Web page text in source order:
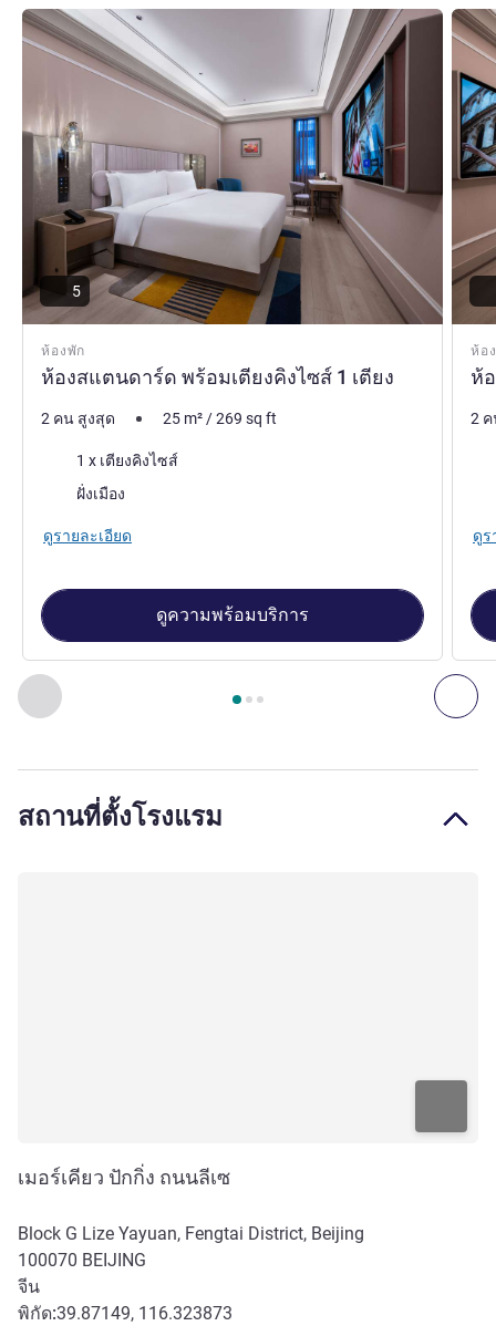
ก่อนหน้า - ห้องพัก ถั
หน้า1 , ห้องพัก 1 : ห้องสแตนดาร์ด พร้อมเตียงคิงไซส์ 1
ห้องพัก
ห้องสแตนดาร์ด พร้อมเตียงคิงไซส์ 1 เตียง
ดูรายละเอียด
5
2 คน สูงสุด 25 m²/269 sq ft
เครื่องนอน
1 x เตียงคิงไซส์
ฝั่งเมือง
ดูรายละเอียด
ดูความพร้อมบริการ
ห้อ
ห้
ดูราย
2
ดูร
สถานที่ตั้งโรงแรม
เมอร์เคียว ปักกิ่ง ถนนลีเซ
Block G Lize Yayuan, Fengtai District, Beijing
100070 BEIJING
จีน
พิกัด:39.87149, 116.323873